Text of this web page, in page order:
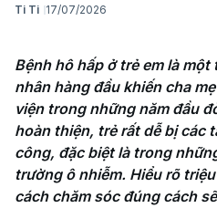
Ti Ti 17/07/2026
Bệnh hô hấp ở trẻ em là
nhân hàng đầu khiến cha
viện trong những năm đầu
hoàn thiện, trẻ rất dễ bị các
công, đặc biệt là trong
trường ô nhiễm. Hiểu rõ
cách chăm sóc đúng cách